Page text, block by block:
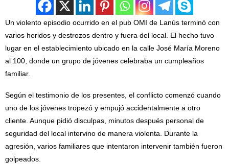
Un violento episodio ocurrido en el pub OMI de Lanús terminó con
varios heridos y destrozos dentro y fuera del local. El hecho tuvo
lugar en el establecimiento ubicado en la calle José María Moreno
al 100, donde un grupo de jóvenes celebraba un cumpleaños
familiar.
Según el testimonio de los presentes, el conflicto comenzó cuando
uno de los jóvenes tropezó y empujó accidentalmente a otro
cliente. Aunque pidió disculpas, minutos después personal de
seguridad del local intervino de manera violenta. Durante la
agresión, varios familiares que intentaron intervenir también fueron
golpeados.